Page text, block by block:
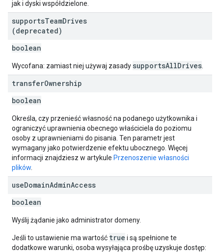
jak i dyski współdzielone.
supportsTeamDrives
(deprecated)
boolean
Wycofana: zamiast niej używaj zasady supportsAllDrives
transferOwnership
boolean
Określa, czy przenieść własność na podanego użytkownika i
ograniczyć uprawnienia obecnego właściciela do poziomu
osoby z uprawnieniami do pisania. Ten parametr jest
wymagany jako potwierdzenie efektu ubocznego. Więcej
informacji znajdziesz w artykule Przenoszenie własności
plików
useDomainAdminAccess
boolean
Wyślij żądanie jako administrator domeny.
Jeśli to ustawienie ma wartość true i są spełnione te
dodatkowe warunki, osoba wysyłająca prośbę uzyskuje dostęp: